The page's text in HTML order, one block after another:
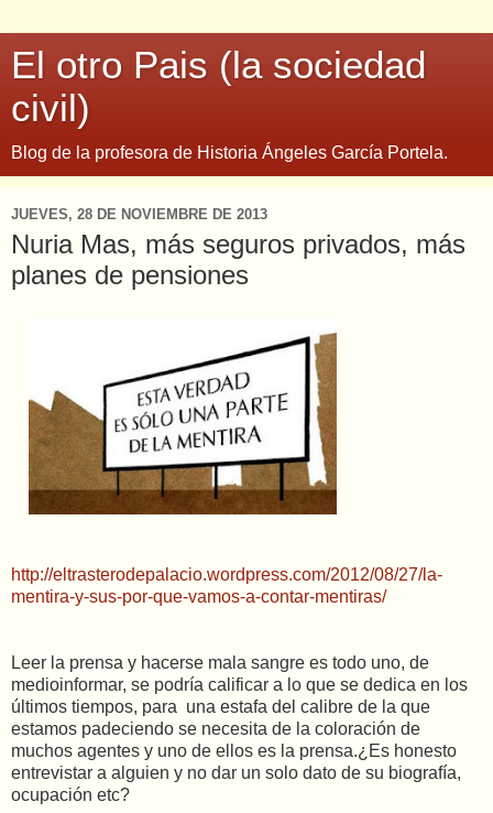
El otro Pais (la sociedad
civil)
Blog de la profesora de Historia Ángeles García Portela.
JUEVES, 28 DE NOVIEMBRE DE 2013
Nuria Mas, más seguros privados, más
planes de pensiones
http://eltrasterodepalacio.wordpress.com/2012/08/27/la-
mentira-y-sus-por-que-vamos-a-contar-mentiras/
Leer la prensa y hacerse mala sangre es todo uno, de
medioinformar, se podría calificar a lo que se dedica en los
últimos tiempos, para una estafa del calibre de la que
estamos padeciendo se necesita de la coloración de
muchos agentes y uno de ellos es la prensa.¿Es honesto
entrevistar a alguien y no dar un solo dato de su biografía,
ocupación etc?